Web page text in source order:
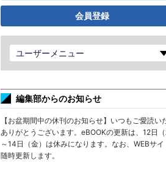
会員登録
ユーザーメニュー
編集部からのお知らせ
【お盆期間中の休刊のお知らせ】いつもご愛読い
ありがとうございます。eBOOKの更新は、12日（
～14日（金）は休みになります。なお、WEBサイ
随時更新します。